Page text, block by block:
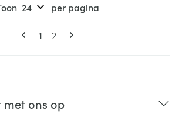
Pagina's
U lees momenteel pagina
1 Pagina
2
per pagina
met ons op